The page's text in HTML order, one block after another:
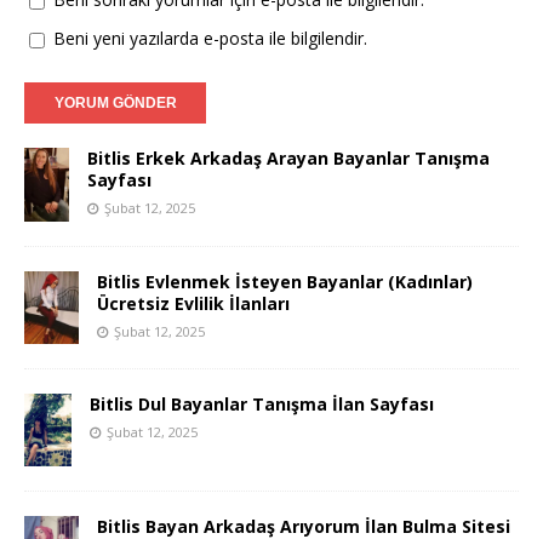
Beni yeni yazılarda e-posta ile bilgilendir.
Bitlis Erkek Arkadaş Arayan Bayanlar Tanışma
Sayfası
Şubat 12, 2025
Bitlis Evlenmek İsteyen Bayanlar (Kadınlar)
Ücretsiz Evlilik İlanları
Şubat 12, 2025
Bitlis Dul Bayanlar Tanışma İlan Sayfası
Şubat 12, 2025
Bitlis Bayan Arkadaş Arıyorum İlan Bulma Sitesi